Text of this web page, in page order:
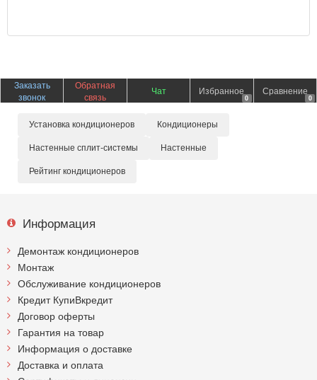
Заказать
звонок
Обратная
связь
Чат Избранное
0
Сравнение
0
Установка кондиционеров Кондиционеры
Настенные сплит-системы Настенные
Рейтинг кондиционеров
Информация
Демонтаж кондиционеров
Монтаж
Обслуживание кондиционеров
Кредит КупиВкредит
Договор оферты
Гарантия на товар
Информация о доставке
Доставка и оплата